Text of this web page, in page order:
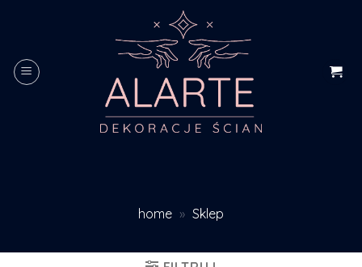
home » Sklep